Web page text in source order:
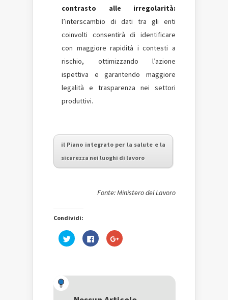
contrasto alle irregolarità:
l’interscambio di dati tra gli enti
coinvolti consentirà di identificare
con maggiore rapidità i contesti a
rischio, ottimizzando l’azione
ispettiva e garantendo maggiore
legalità e trasparenza nei settori
produttivi.
il Piano integrato per la salute e la
sicurezza nei luoghi di lavoro
Fonte: Ministero del Lavoro
Condividi:
Fai
clic
una
Fai
clic
nuova
Fai
clic
una